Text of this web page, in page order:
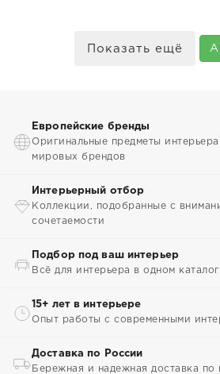
Показать ещё
Европейские бренды
Оригинальные предметы
мировых брендов
Интерьерный отбор
Коллекции, подобранные с
сочетаемости
Подбор под ваш интерьер
Всё для интерьера в одном
15+ лет в интерьере
Опыт работы с современными
Доставка по России
Бережная и надежная доставка по